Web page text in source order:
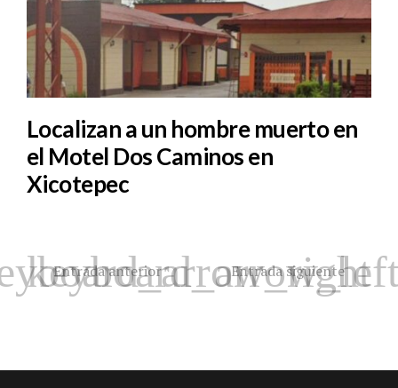
Localizan a un hombre muerto en
el Motel Dos Caminos en
Xicotepec
Entrada anterior Entrada siguiente